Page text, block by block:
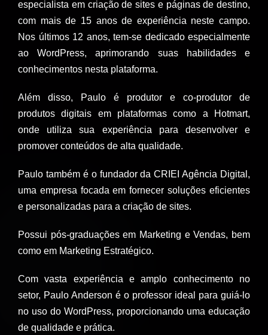
especialista em criação de sites e páginas de destino,
com mais de 15 anos de experiência neste campo.
Nos últimos 12 anos, tem-se dedicado especialmente
ao WordPress, aprimorando suas habilidades e
conhecimentos nesta plataforma.
Além disso, Paulo é produtor e co-produtor de
produtos digitais em plataformas como a Hotmart,
onde utiliza sua experiência para desenvolver e
promover conteúdos de alta qualidade.
Paulo também é o fundador da CRIEI Agência Digital,
uma empresa focada em fornecer soluções eficientes
e personalizadas para a criação de sites.
Possui pós-graduações em Marketing e Vendas, bem
como em Marketing Estratégico.
Com vasta experiência e amplo conhecimento no
setor, Paulo Anderson é o professor ideal para guiá-lo
no uso do WordPress, proporcionando uma educação
de qualidade e prática.